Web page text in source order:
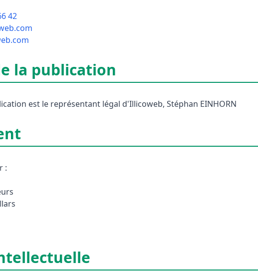
42
la publication
est le représentant légal d'Illicoweb, Stéphan EINHORN
: